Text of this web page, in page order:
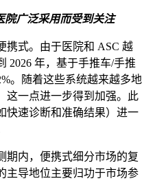
院广泛采用而受到关注
携式。由于医院和 ASC 越
2026 年，基于手推车/手推
。随着这些系统越来越多地
这一点进一步得到加强。此
快速诊断和准确结果）进一
期内，便携式细分市场的复
主导地位主要归功于市场参